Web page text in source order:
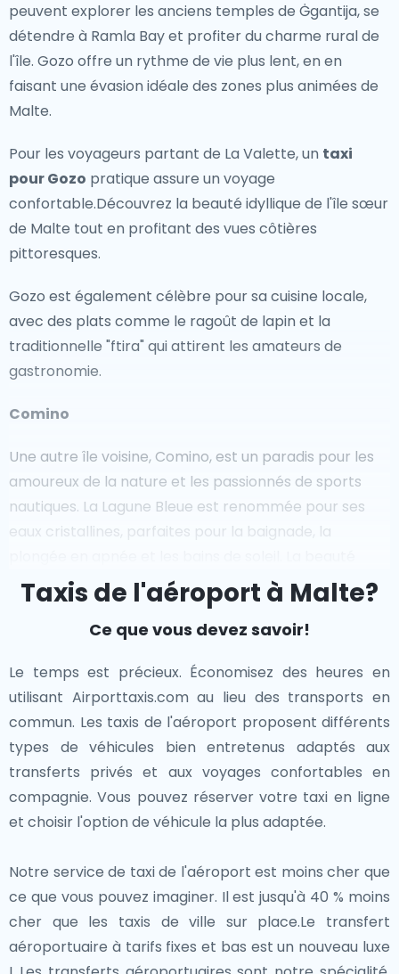
Comino aux falaises spectaculaires de Dingli. Les
visiteurs peuvent explorer les eaux cristallines pour la
plongée et la plongée en apnée, se promener dans
les rues pittoresques de La Valette ou se détendre sur
les plages de sable de Golden Bay. La Grotte Bleue et
emblématiques à ne pas manquer.
Hors des sentiers battus
Pour ceux qui cherchent à découvrir les joyaux cachés
charme rural et ses paysages pittoresques, offrent
des expériences uniques. Le village tranquille de
Marsaxlokk, avec ses bateaux de pêche colorés, est
parfait pour vivre la culture locale.Les amoureux de la
campagne pittoresque ou explorer les plages
tranquilles de Mellieha.
Pour les voyageurs en provenance de La Valette, un
taxi pour Gozooffre un voyage pratique et
pittoresque vers l'une des îles les plus enchanteuses
Avec son mélange d'histoire, de culture et de
merveilles naturelles, Malte promet une aventure
mémorable pour chaque visiteur. Que vous savouriez
des plats locaux comme les "pastizzi" ou que vous
exploriez les rues anciennes de Mdina, Malte offre une
expérience de voyage inoubliable.
peuvent explorer les anciens temples de Ġgantija, se
détendre à Ramla Bay et profiter du charme rural de
l'île. Gozo offre un rythme de vie plus lent, en en
faisant une évasion idéale des zones plus animées de
Malte.
Pour les voyageurs partant de La Valette, un taxi
pour Gozo pratique assure un voyage
confortable.Découvrez la beauté idyllique de l'île sœur
de Malte tout en profitant des vues côtières
pittoresques.
Gozo est également célèbre pour sa cuisine locale,
avec des plats comme le ragoût de lapin et la
traditionnelle "ftira" qui attirent les amateurs de
gastronomie.
Comino
Une autre île voisine, Comino, est un paradis pour les
amoureux de la nature et les passionnés de sports
nautiques. La Lagune Bleue est renommée pour ses
eaux cristallines, parfaites pour la baignade, la
naturelle de l'île et son environnement tranquille en
font une destination populaire pour les excursions
d'une journée depuis Malte.
Comino offre une chance d'échapper à la foule et de
vous immerger dans le paysage méditerranéen
serein, ce qui en fait un incontournable pour
quiconque explore l'archipel maltais.
Taxis de l'aéroport à Malte?
Ce que vous devez savoir!
Le temps est précieux. Économisez des heures en
utilisant Airporttaxis.com au lieu des transports en
commun. Les taxis de l'aéroport proposent différents
types de véhicules bien entretenus adaptés aux
transferts privés et aux voyages confortables en
compagnie. Vous pouvez réserver votre taxi en ligne
et choisir l'option de véhicule la plus adaptée.
Notre service de taxi de l'aéroport est moins cher que
ce que vous pouvez imaginer. Il est jusqu'à 40 % moins
cher que les taxis de ville sur place.Le transfert
aéroportuaire à tarifs fixes et bas est un nouveau luxe